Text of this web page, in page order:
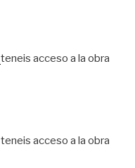
teneis acceso a la obra
teneis acceso a la obra